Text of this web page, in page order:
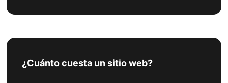
¿Cuánto cuesta un sitio web?